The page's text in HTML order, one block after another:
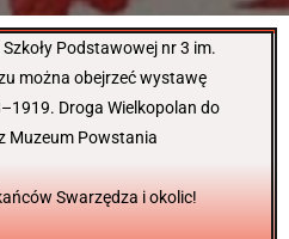
Podstawowej nr 3 im.
można obejrzeć wystawę
Droga Wielkopolan do
Muzeum Powstania
Swarzędza i okolic!